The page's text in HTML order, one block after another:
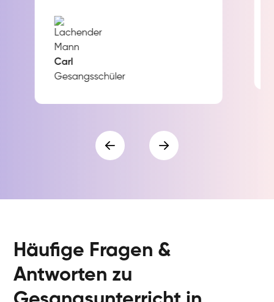
Carl
Gesangsschüler
Häufige Fragen &
Antworten zu